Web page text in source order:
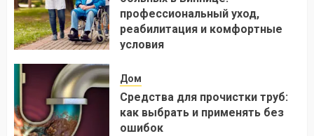
профессиональный уход,
реабилитация и комфортные
условия
Дом
Средства для прочистки труб:
как выбрать и применять без
ошибок